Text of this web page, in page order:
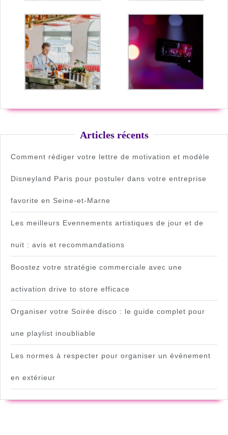
Articles récents
Comment rédiger votre lettre de motivation et modèle
Disneyland Paris pour postuler dans votre entreprise
favorite en Seine-et-Marne
Les meilleurs Evennements artistiques de jour et de
nuit : avis et recommandations
Boostez votre stratégie commerciale avec une
activation drive to store efficace
Organiser votre Soirée disco : le guide complet pour
une playlist inoubliable
Les normes à respecter pour organiser un événement
en extérieur